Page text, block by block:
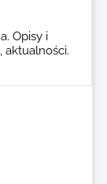
Opisy i
aktualności.